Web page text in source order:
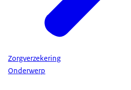
Zorgverzekering
Onderwerp